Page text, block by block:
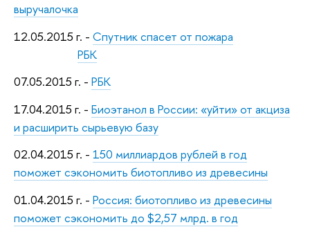
выручалочка
12.05.2015 г. - Спутник спасет от пожара
РБК
07.05.2015 г. - РБК
17.04.2015 г. - Биоэтанол в России: «уйти» от акциза
и расширить сырьевую базу
02.04.2015 г. - 150 миллиардов рублей в год
поможет сэкономить биотопливо из древесины
01.04.2015 г. - Россия: биотопливо из древесины
поможет сэкономить до $2,57 млрд. в год